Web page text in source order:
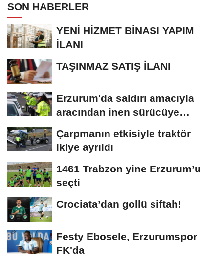
SON HABERLER
YENİ HİZMET BİNASI YAPIM
İLANI
TAŞINMAZ SATIŞ İLANI
Erzurum'da saldırı amacıyla
aracından inen sürücüye
Çarpmanın etkisiyle traktör
ikiye ayrıldı
1461 Trabzon yine Erzurum’u
seçti
Crociata’dan gollü siftah!
Festy Ebosele, Erzurumspor
FK'da